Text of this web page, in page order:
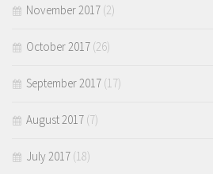
November 2017 (2)
October 2017 (26)
September 2017 (17)
August 2017 (7)
July 2017 (18)